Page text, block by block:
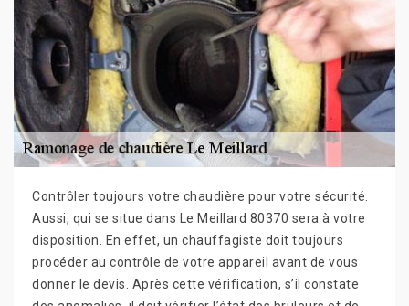
Contrôler toujours votre chaudière pour votre sécurité.
Aussi, qui se situe dans Le Meillard 80370 sera à votre
disposition. En effet, un chauffagiste doit toujours
procéder au contrôle de votre appareil avant de vous
donner le devis. Après cette vérification, s’il constate